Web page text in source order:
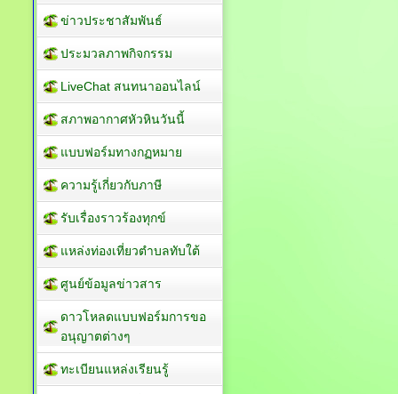
ข่าวประชาสัมพันธ์
ประมวลภาพกิจกรรม
LiveChat สนทนาออนไลน์
สภาพอากาศหัวหินวันนี้
แบบฟอร์มทางกฏหมาย
ความรู้เกี่ยวกับภาษี
รับเรื่องราวร้องทุกข์
แหล่งท่องเที่ยวตำบลทับใต้
ศูนย์ข้อมูลข่าวสาร
ดาวโหลดแบบฟอร์มการขอ
อนุญาตต่างๆ
ทะเบียนแหล่งเรียนรู้